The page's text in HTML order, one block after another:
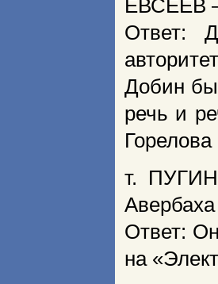
ЕВСЕЕВ
Ответ:
Добин
речь и
т. ПУГИН
Авербаха
Ответ:
на